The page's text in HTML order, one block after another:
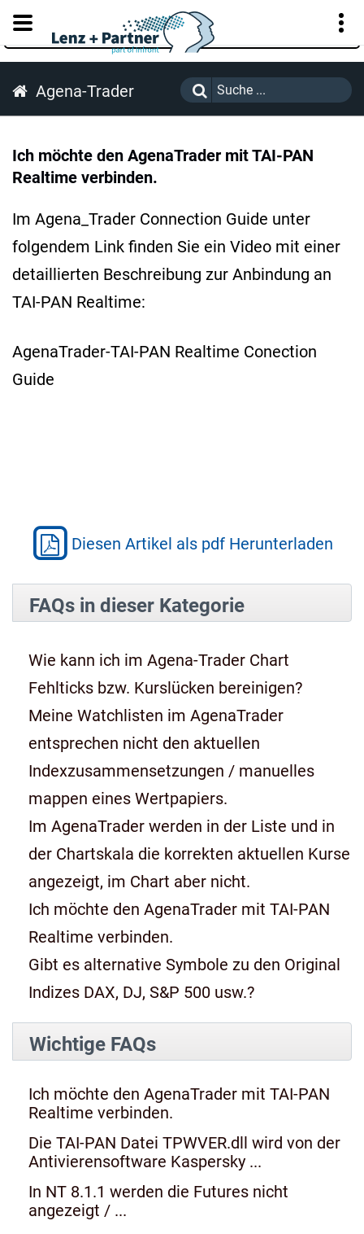
KUNDENPORTAL
Agena-Trader
Ich möchte den AgenaTrader mit TAI-PAN
Realtime verbinden.
Im Agena_Trader Connection Guide unter
folgendem Link finden Sie ein Video mit einer
detaillierten Beschreibung zur Anbindung an
TAI-PAN Realtime:
AgenaTrader-TAI-PAN Realtime Conection
Guide
Diesen Artikel als pdf Herunterladen
FAQs in dieser Kategorie
Wie kann ich im Agena-Trader Chart
Fehlticks bzw. Kurslücken bereinigen?
Meine Watchlisten im AgenaTrader
entsprechen nicht den aktuellen
Indexzusammensetzungen / manuelles
mappen eines Wertpapiers.
Im AgenaTrader werden in der Liste und in
der Chartskala die korrekten aktuellen Kurse
angezeigt, im Chart aber nicht.
Ich möchte den AgenaTrader mit TAI-PAN
Realtime verbinden.
Gibt es alternative Symbole zu den Original
Indizes DAX, DJ, S&P 500 usw.?
Wichtige FAQs
Ich möchte den AgenaTrader mit TAI-PAN
Realtime verbinden.
Die TAI-PAN Datei TPWVER.dll wird von der
Antivierensoftware Kaspersky ...
In NT 8.1.1 werden die Futures nicht
angezeigt / ...